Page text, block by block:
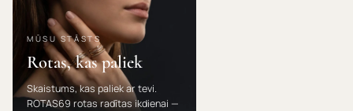
MŪSU STĀSTS
Rotas, kas paliek
Skaistums, kas paliek ar tevi.
ROTAS69 rotas radītas ikdienai —